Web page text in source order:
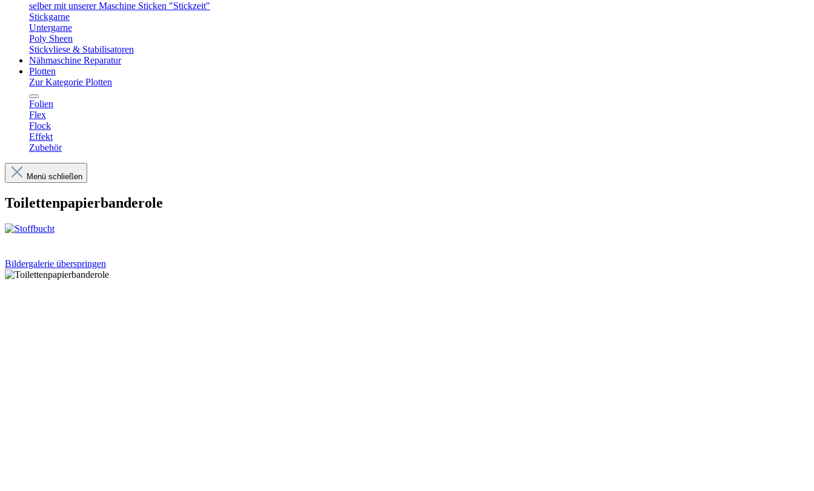
selber mit unserer Maschine Sticken "Stickzeit"
Stickgarne
Untergarne
Poly Sheen
Stickvliese & Stabilisatoren
Nähmaschine Reparatur
Plotten
Zur Kategorie Plotten
Folien
Flex
Flock
Effekt
Zubehör
Menü schließen
Toilettenpapierbanderole
Bildergalerie überspringen